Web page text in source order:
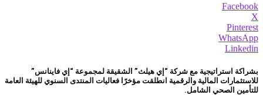
Facebook
X
Pinterest
WhatsApp
Linkedin
بشراكة استراتيجية مع شركة “إي هيلث” الشقيقة لمجموعة “إي فاينانس”
للاستثمارات المالية والرقمية انطلقت مؤخرًا فعاليات المنتدى السنوي للهيئة العامة
للتأمين الصحي الشامل.